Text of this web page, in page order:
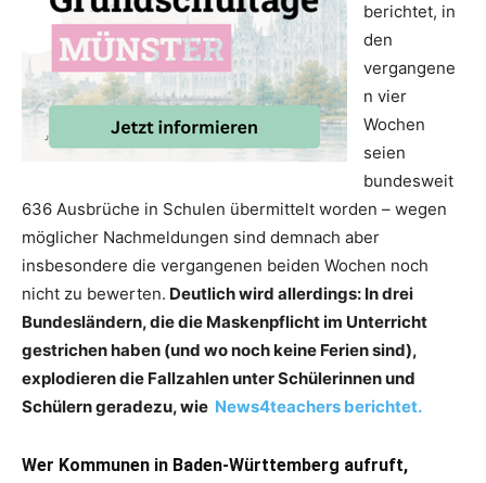
berichtet, in
den
vergangene
n vier
Wochen
seien
bundesweit
636 Ausbrüche in Schulen übermittelt worden – wegen
möglicher Nachmeldungen sind demnach aber
insbesondere die vergangenen beiden Wochen noch
nicht zu bewerten. Deutlich wird allerdings: In drei
Bundesländern, die die Maskenpflicht im Unterricht
gestrichen haben (und wo noch keine Ferien sind),
explodieren die Fallzahlen unter Schülerinnen und
Schülern geradezu, wie News4teachers berichtet.
Wer Kommunen in Baden-Württemberg aufruft,